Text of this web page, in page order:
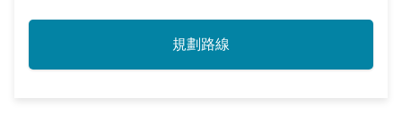
規劃路線